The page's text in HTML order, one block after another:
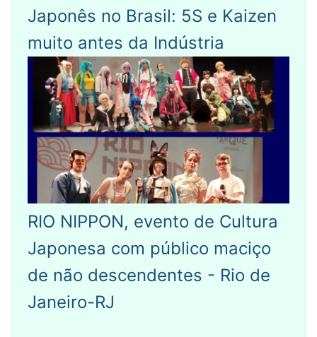
Japonês no Brasil: 5S e Kaizen
muito antes da Indústria
RIO NIPPON, evento de Cultura
Japonesa com público maciço
de não descendentes - Rio de
Janeiro-RJ